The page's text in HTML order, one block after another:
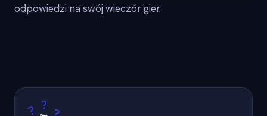
odpowiedzi na swój wieczór gier.